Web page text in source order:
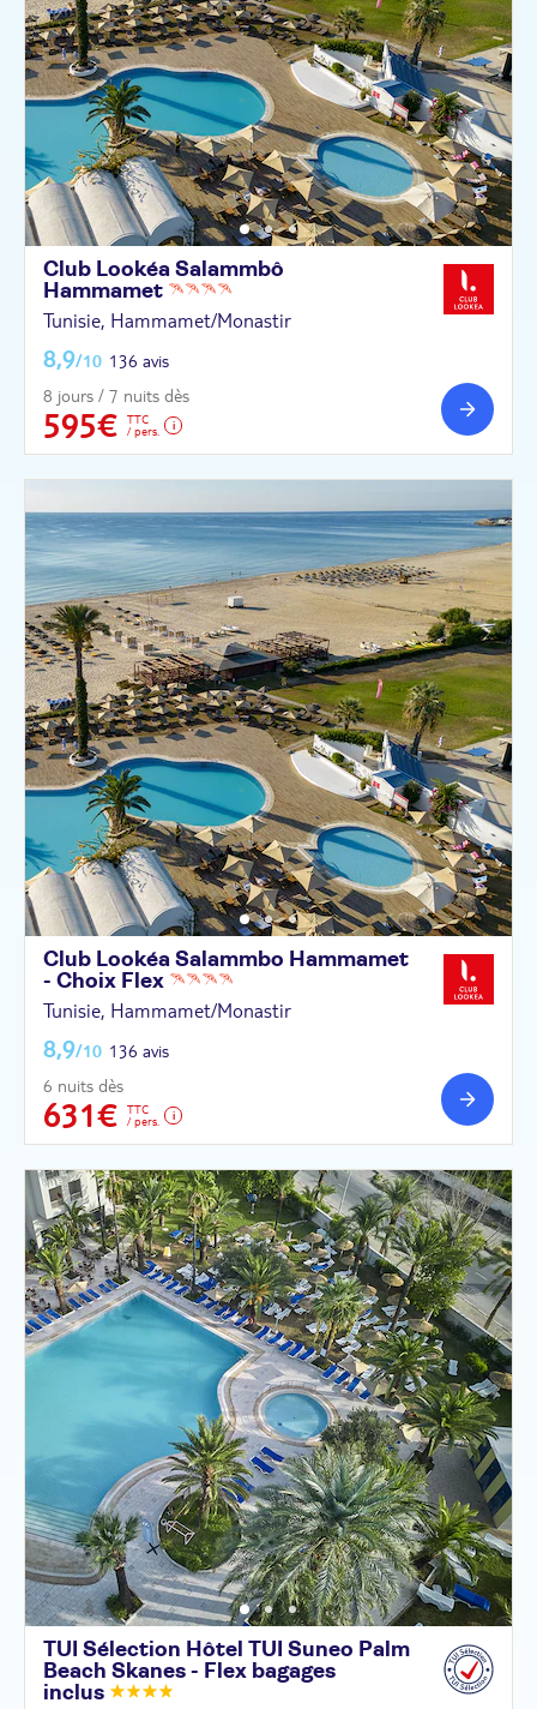
Club Lookéa Salammbô
Hammamet
Tunisie, Hammamet/Monastir
8,9/10 136 avis
8 jours / 7 nuits dès
595€
TTC
/ pers.
Club Lookéa Salammbo Hammamet
- Choix Flex
Tunisie, Hammamet/Monastir
8,9/10 136 avis
6 nuits dès
631€
TTC
/ pers.
TUI Sélection Hôtel TUI Suneo Palm
Beach Skanes - Flex bagages
inclus